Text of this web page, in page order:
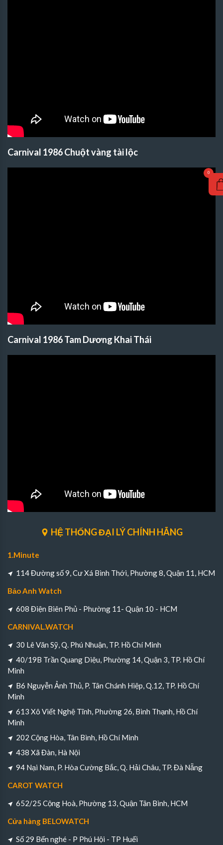
Carnival 1986 Chuột vàng tài lộc
Carnival 1986 Tam Dương Khai Thái
HỆ THỐNG ĐẠI LÝ CHÍNH HÃNG
1.Minute
114 Đường số 9, Cư Xá Bình Thới, Phường 8, Quận 11, HCM
Bảo Anh Watch
608 Điện Biên Phủ - Phường 11- Quận 10 - HCM
CARNIVAL.WATCH
30 Lê Văn Sỹ, Q. Phú Nhuận, TP. Hồ Chí Minh
40/19B Trần Quang Diệu, Phường 14, Quận 3, TP. Hồ Chí
Minh
B6 Nguyễn Ảnh Thủ, P. Tân Chánh Hiệp, Q.12, TP. Hồ Chí
Minh
613 Xô Viết Nghệ Tĩnh, Phường 26, Bình Thạnh, Hồ Chí
Minh
202 Cộng Hòa, Tân Bình, Hồ Chí Minh
438 Xã Đàn, Hà Nội
94 Nại Nam, P. Hòa Cường Bắc, Q. Hải Châu, TP. Đà Nẵng
CAROT WATCH
652/25 Cộng Hoà, Phường 13, Quận Tân Bình, HCM
Cửa hàng BELOWATCH
Số 29 Bến nghé - P Phú Hội - TP Huếi